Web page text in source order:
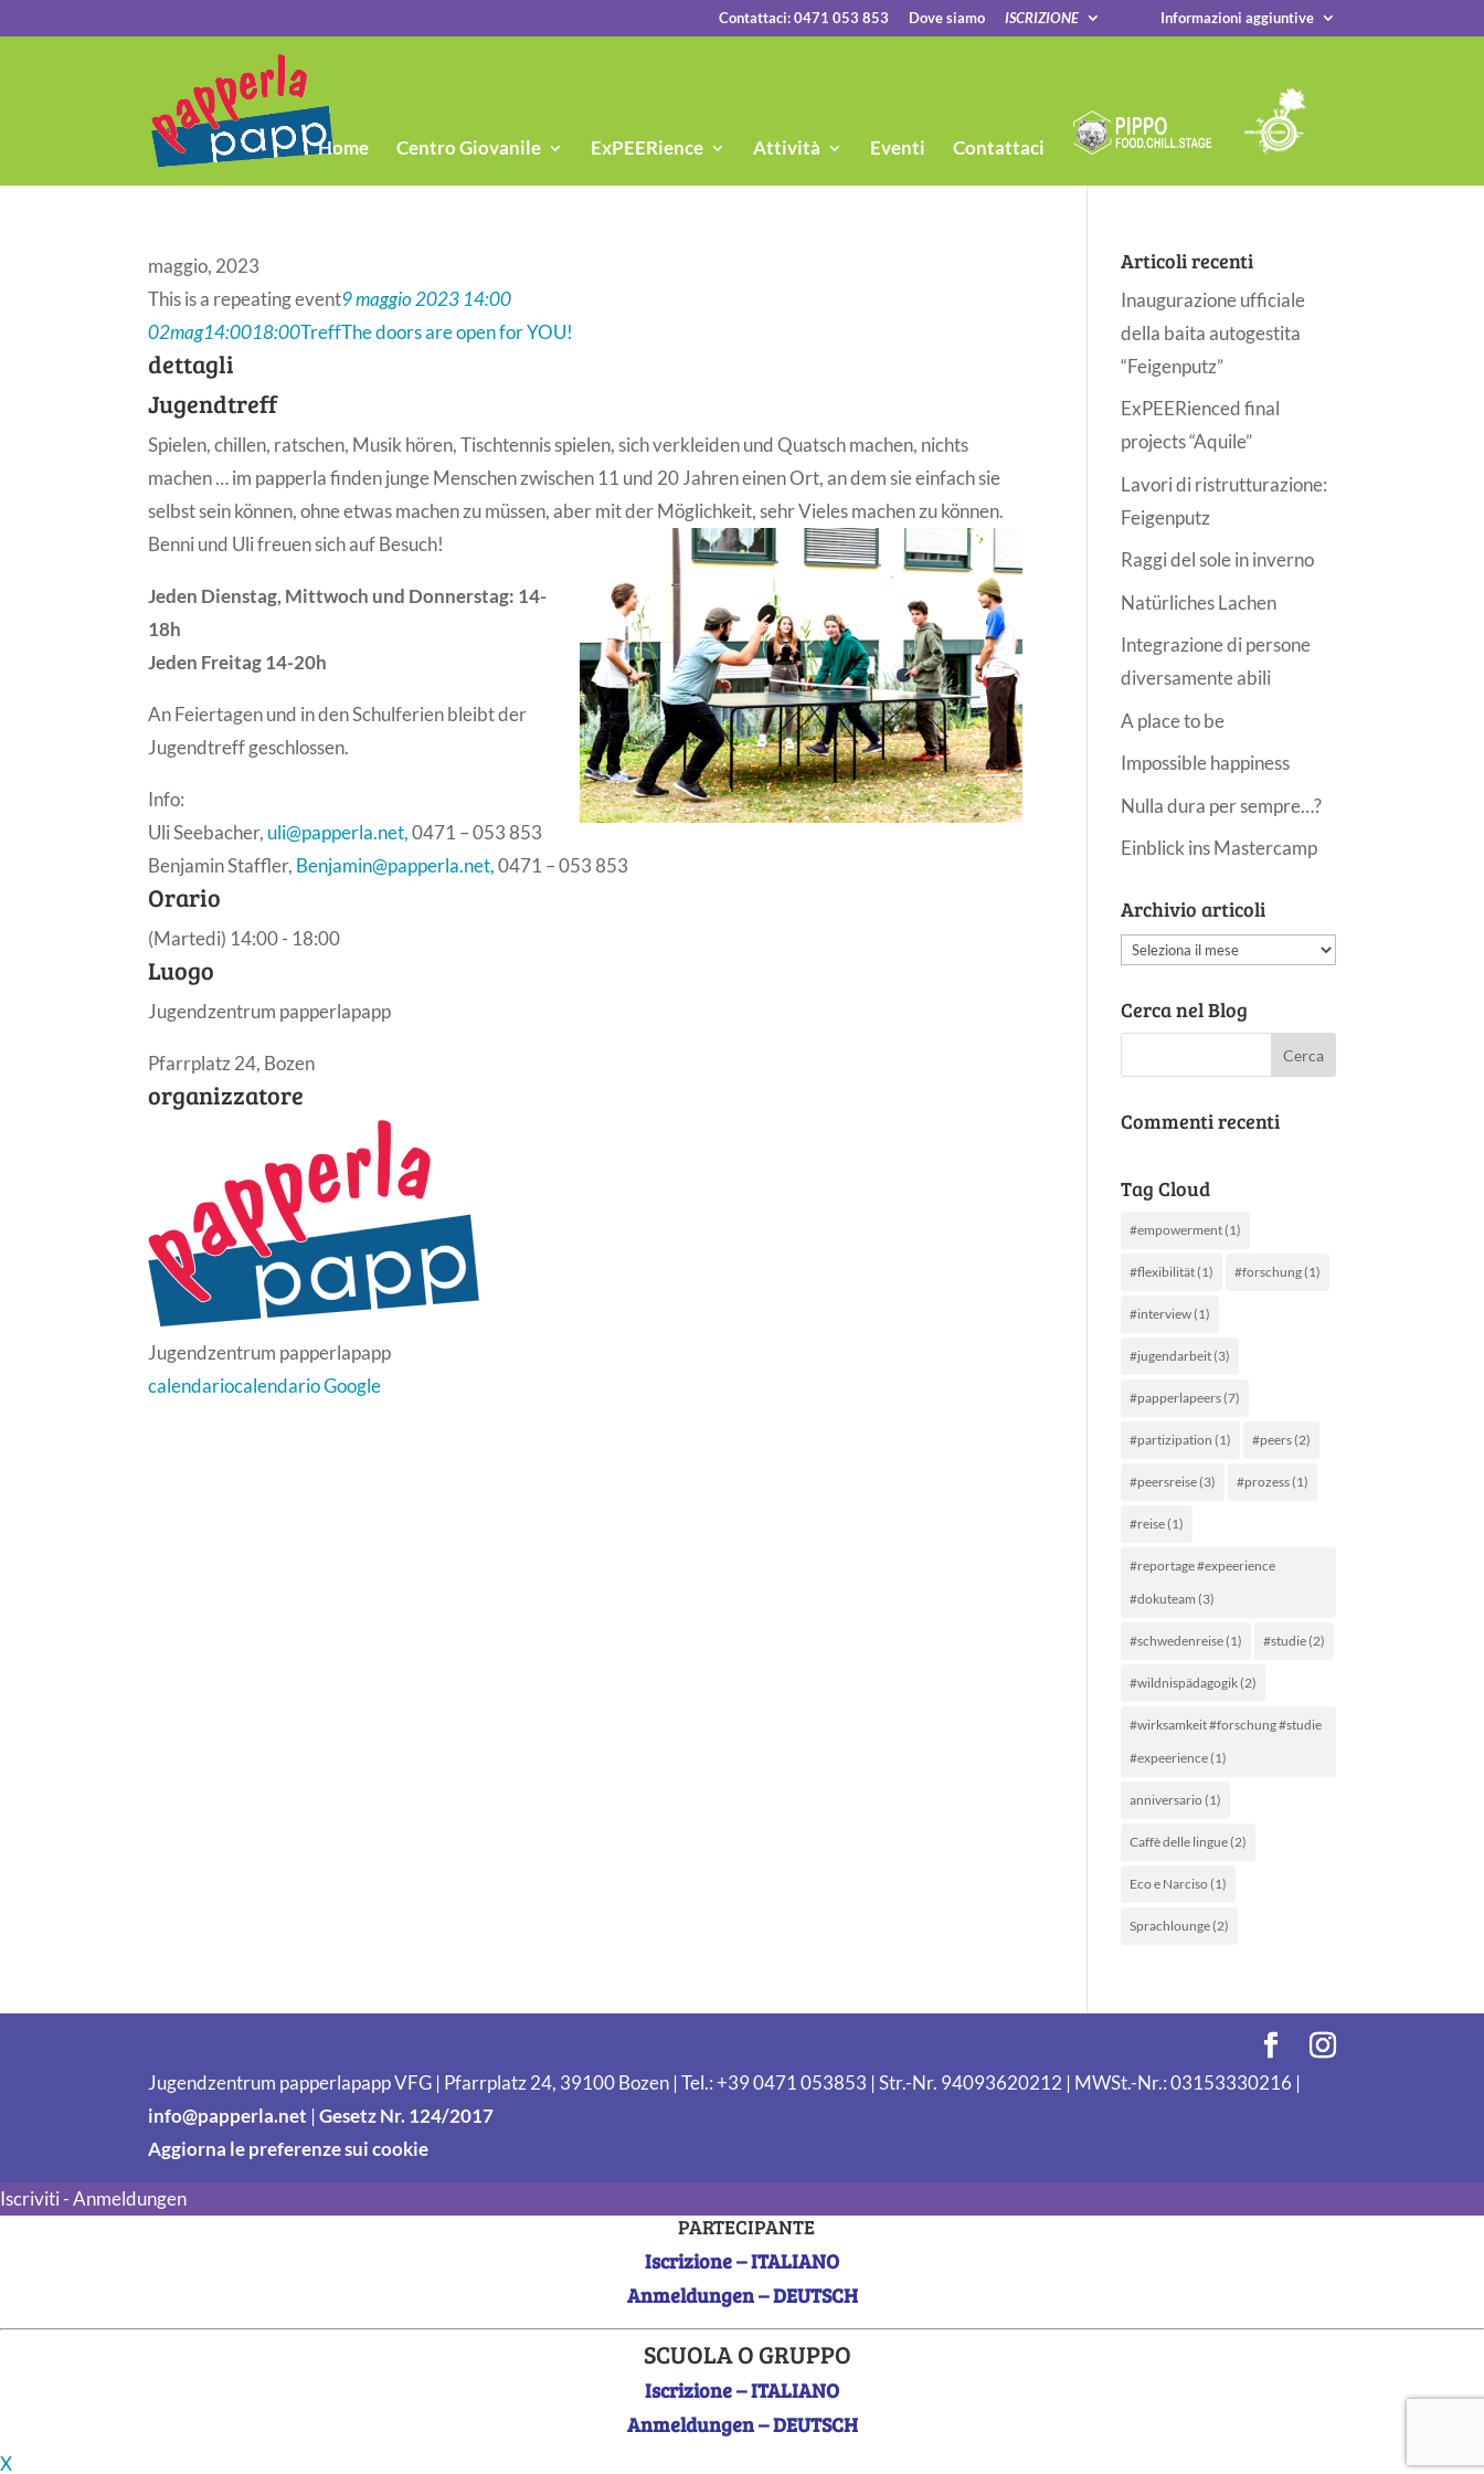
Contattaci: 0471 053 853 Dove siamo ISCRIZIONE Informazioni aggiuntive
Home Centro Giovanile ExPEERience Attività Eventi Contattaci
maggio, 2023
This is a repeating event9 maggio 2023 14:00
02mag14:0018:00TreffThe doors are open for YOU!
dettagli
Jugendtreff
Spielen, chillen, ratschen, Musik hören, Tischtennis spielen, sich verkleiden und Quatsch machen, nichts
machen … im papperla finden junge Menschen zwischen 11 und 20 Jahren einen Ort, an dem sie einfach sie
selbst sein können, ohne etwas machen zu müssen, aber mit der Möglichkeit, sehr Vieles machen zu können.
Benni und Uli freuen sich auf Besuch!
Jeden Dienstag, Mittwoch und Donnerstag: 14-
18h
Jeden Freitag 14-20h
An Feiertagen und in den Schulferien bleibt der
Jugendtreff geschlossen.
Info:
Uli Seebacher, uli@papperla.net,0471 – 053 853
Benjamin Staffler, Benjamin@papperla.net,0471 – 053 853
Orario
(Martedi) 14:00 - 18:00
Luogo
Jugendzentrum papperlapapp
Pfarrplatz 24, Bozen
organizzatore
Jugendzentrum papperlapapp
calendariocalendario Google
Articoli recenti
Inaugurazione ufficiale
della baita autogestita
“Feigenputz”
ExPEERienced final
projects “Aquile”
Lavori di ristrutturazione:
Feigenputz
Raggi del sole in inverno
Natürliches Lachen
Integrazione di persone
diversamente abili
A place to be
Impossible happiness
Nulla dura per sempre…?
Einblick ins Mastercamp
Archivio articoli
Archivio
Cerca nel Blog
Commenti recenti
Tag Cloud
#empowerment(1)
#flexibilität(1) #forschung(1)
#interview(1)
#jugendarbeit(3)
#papperlapeers(7)
#partizipation (1) #peers(2)
#peersreise(3) #prozess(1)
#reise(1)
#reportage #expeerience
#dokuteam (3)
#schwedenreise(1) #studie(2)
#wildnispädagogik(2)
#wirksamkeit #forschung #studie
#expeerience(1)
anniversario (1)
Caffè delle lingue(2)
Eco e Narciso (1)
Sprachlounge(2)
Jugendzentrum papperlapapp VFG | Pfarrplatz 24, 39100 Bozen | Tel.: +39 0471 053853 | Str.-Nr. 94093620212 | MWSt.-Nr.: 03153330216 |
info@papperla.net |Gesetz Nr. 124/2017
Aggiorna le preferenze sui cookie
Iscriviti - Anmeldungen
PARTECIPANTE
Iscrizione – ITALIANO
Anmeldungen – DEUTSCH
SCUOLA O GRUPPO
Iscrizione – ITALIANO
Anmeldungen – DEUTSCH
X